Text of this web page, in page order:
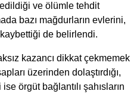
ve ölümle tehdit
bazı mağdurların evlerini,
kaybettiği de belirlendi.
kazancı dikkat çekmemek
üzerinden dolaştırdığı,
örgüt bağlantılı şahısların